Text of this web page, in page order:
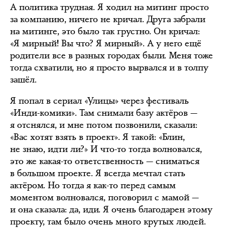
А политика трудная. Я ходил на митинг просто
за компанию, ничего не кричал. Друга забрали
на митинге, это было так грустно. Он кричал:
«Я мирный! Вы что? Я мирный». А у него ещё
родители все в разных городах были. Меня тоже
тогда схватили, но я просто вырвался и в толпу
зашёл.
Я попал в сериал «Улицы» через фестиваль
«Инди-комики». Там снимали базу актёров —
я отснялся, и мне потом позвонили, сказали:
«Вас хотят взять в проект». Я такой: «Блин,
не знаю, идти ли?» И что-то тогда волновался,
это же какая-то ответственность — сниматься
в большом проекте. Я всегда мечтал стать
актёром. Но тогда я как-то перед самым
моментом волновался, поговорил с мамой —
и она сказала: да, иди. Я очень благодарен этому
проекту, там было очень много крутых людей.